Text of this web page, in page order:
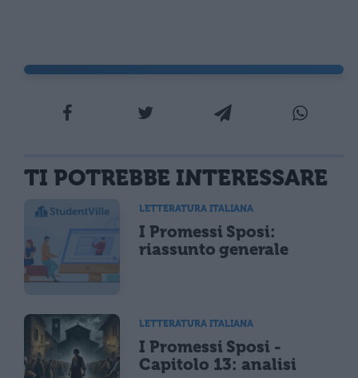
TI POTREBBE INTERESSARE
LETTERATURA ITALIANA
I Promessi Sposi:
riassunto generale
LETTERATURA ITALIANA
I Promessi Sposi -
Capitolo 13: analisi